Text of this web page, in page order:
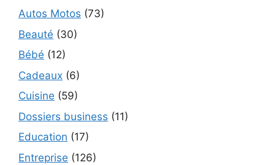
Autos Motos (73)
Beauté (30)
Bébé (12)
Cadeaux (6)
Cuisine (59)
Dossiers business (11)
Education (17)
Entreprise (126)